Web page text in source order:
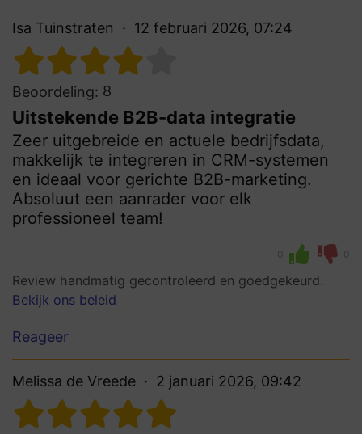
Isa Tuinstraten 12 februari 2026, 07:24
Beoordeling: 8
Uitstekende B2B-data integratie
Zeer uitgebreide en actuele bedrijfsdata,
makkelijk te integreren in CRM-systemen
en ideaal voor gerichte B2B-marketing.
Absoluut een aanrader voor elk
professioneel team!
0 0
Review handmatig gecontroleerd en goedgekeurd.
Bekijk ons beleid
Reageer
Melissa de Vreede 2 januari 2026, 09:42